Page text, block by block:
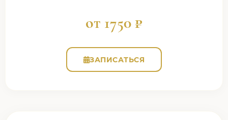
от 1750 ₽
ЗАПИСАТЬСЯ